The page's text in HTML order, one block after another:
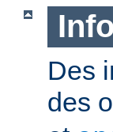
Des
des